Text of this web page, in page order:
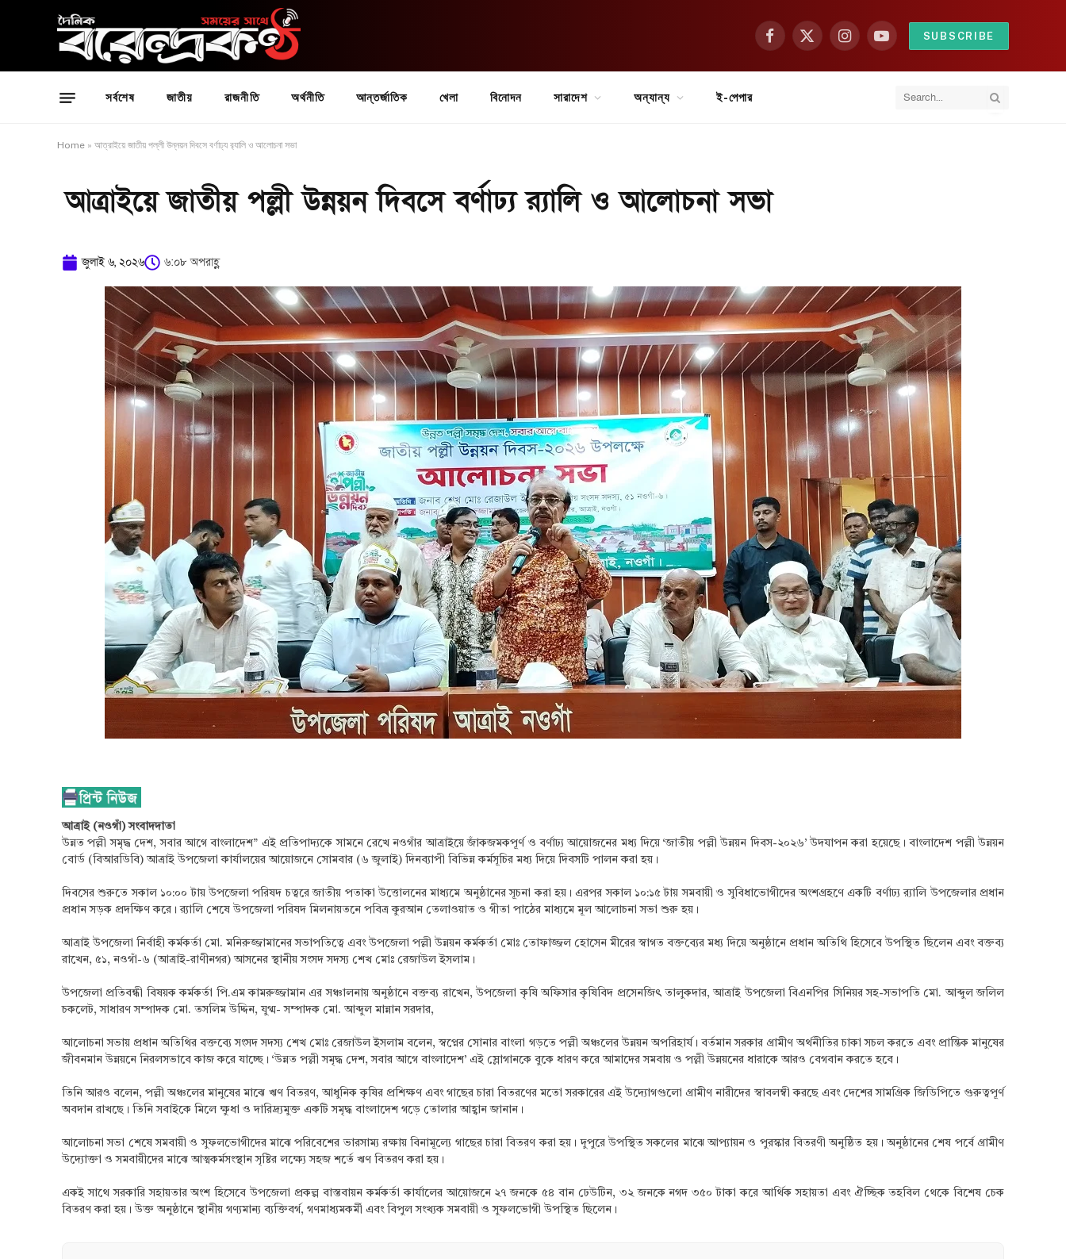
Facebook
X
InstagramYouTubeSUBSCRIBE
সর্বশেষ জাতীয় রাজনীতি অর্থনীতি আন্তর্জাতিক খেলা বিনোদন সারাদেশ অন্যান্য ই-পেপার
Home » আত্রাইয়ে জাতীয় পল্লী উন্নয়ন দিবসে বর্ণাঢ্য র‍্যালি ও আলোচনা সভা
আত্রাইয়ে জাতীয় পল্লী উন্নয়ন দিবসে বর্ণাঢ্য র‍্যালি ও আলোচনা সভা
জুলাই ৬, ২০২৬ ৬:০৮ অপরাহ্ণ
​আত্রাই (নওগাঁ) সংবাদদাতা
উন্নত পল্লী সমৃদ্ধ দেশ, সবার আগে বাংলাদেশ” এই প্রতিপাদ্যকে সামনে রেখে নওগাঁর আত্রাইয়ে জাঁকজমকপূর্ণ ও বর্ণাঢ্য আয়োজনের মধ্য দিয়ে ‘জাতীয় পল্লী উন্নয়ন দিবস-২০২৬’ উদযাপন করা হয়েছে। বাংলাদেশ পল্লী উন্নয়ন
বোর্ড (বিআরডিবি) আত্রাই উপজেলা কার্যালয়ের আয়োজনে সোমবার (৬ জুলাই) দিনব্যাপী বিভিন্ন কর্মসূচির মধ্য দিয়ে দিবসটি পালন করা হয়।
​দিবসের শুরুতে সকাল ১০:০০ টায় উপজেলা পরিষদ চত্বরে জাতীয় পতাকা উত্তোলনের মাধ্যমে অনুষ্ঠানের সূচনা করা হয়। এরপর সকাল ১০:১৫ টায় সমবায়ী ও সুবিধাভোগীদের অংশগ্রহণে একটি বর্ণাঢ্য র‍্যালি উপজেলার প্রধান
প্রধান সড়ক প্রদক্ষিণ করে। র‍্যালি শেষে উপজেলা পরিষদ মিলনায়তনে পবিত্র কুরআন তেলাওয়াত ও গীতা পাঠের মাধ্যমে মূল আলোচনা সভা শুরু হয়।
​আত্রাই উপজেলা নির্বাহী কর্মকর্তা মো. মনিরুজ্জামানের সভাপতিত্বে এবং উপজেলা পল্লী উন্নয়ন কর্মকর্তা মোঃ তোফাজ্জল হোসেন মীরের স্বাগত বক্তব্যের মধ্য দিয়ে অনুষ্ঠানে প্রধান অতিথি হিসেবে উপস্থিত ছিলেন এবং বক্তব্য
রাখেন, ৫১, নওগাঁ-৬ (আত্রাই-রাণীনগর) আসনের স্থানীয় সংসদ সদস্য শেখ মোঃ রেজাউল ইসলাম। ​
উপজেলা প্রতিবন্ধী বিষয়ক কর্মকর্তা পি.এম কামরুজ্জামান এর সঞ্চালনায় অনুষ্ঠানে বক্তব্য রাখেন, উপজেলা কৃষি অফিসার কৃষিবিদ প্রসেনজিৎ তালুকদার, আত্রাই উপজেলা বিএনপির সিনিয়র সহ-সভাপতি মো. আব্দুল জলিল
চকলেট, সাধারণ সম্পাদক মো. তসলিম উদ্দিন, যুগ্ম- সম্পাদক মো. আব্দুল মান্নান সরদার, ​
​আলোচনা সভায় প্রধান অতিথির বক্তব্যে সংসদ সদস্য শেখ মোঃ রেজাউল ইসলাম বলেন, স্বপ্নের সোনার বাংলা গড়তে পল্লী অঞ্চলের উন্নয়ন অপরিহার্য। বর্তমান সরকার গ্রামীণ অর্থনীতির চাকা সচল করতে এবং প্রান্তিক মানুষের
জীবনমান উন্নয়নে নিরলসভাবে কাজ করে যাচ্ছে। ‘উন্নত পল্লী সমৃদ্ধ দেশ, সবার আগে বাংলাদেশ’ এই স্লোগানকে বুকে ধারণ করে আমাদের সমবায় ও পল্লী উন্নয়নের ধারাকে আরও বেগবান করতে হবে।
​তিনি আরও বলেন, পল্লী অঞ্চলের মানুষের মাঝে ঋণ বিতরণ, আধুনিক কৃষির প্রশিক্ষণ এবং গাছের চারা বিতরণের মতো সরকারের এই উদ্যোগগুলো গ্রামীণ নারীদের স্বাবলম্বী করছে এবং দেশের সামগ্রিক জিডিপিতে গুরুত্বপূর্ণ
অবদান রাখছে। তিনি সবাইকে মিলে ক্ষুধা ও দারিদ্র্যমুক্ত একটি সমৃদ্ধ বাংলাদেশ গড়ে তোলার আহ্বান জানান।
​আলোচনা সভা শেষে সমবায়ী ও সুফলভোগীদের মাঝে পরিবেশের ভারসাম্য রক্ষায় বিনামূল্যে গাছের চারা বিতরণ করা হয়। দুপুরে উপস্থিত সকলের মাঝে আপ্যায়ন ও পুরস্কার বিতরণী অনুষ্ঠিত হয়। ​অনুষ্ঠানের শেষ পর্বে গ্রামীণ
উদ্যোক্তা ও সমবায়ীদের মাঝে আত্মকর্মসংস্থান সৃষ্টির লক্ষ্যে সহজ শর্তে ঋণ বিতরণ করা হয়।
একই সাথে সরকারি সহায়তার অংশ হিসেবে উপজেলা প্রকল্প বাস্তবায়ন কর্মকর্তা কার্যালের আয়োজনে ২৭ জনকে ৫৪ বান ঢেউটিন, ৩২ জনকে নগদ ৩৫০ টাকা করে আর্থিক সহায়তা এবং ঐচ্ছিক তহবিল থেকে বিশেষ চেক
বিতরণ করা হয়। ​উক্ত অনুষ্ঠানে স্থানীয় গণ্যমান্য ব্যক্তিবর্গ, গণমাধ্যমকর্মী এবং বিপুল সংখ্যক সমবায়ী ও সুফলভোগী উপস্থিত ছিলেন।